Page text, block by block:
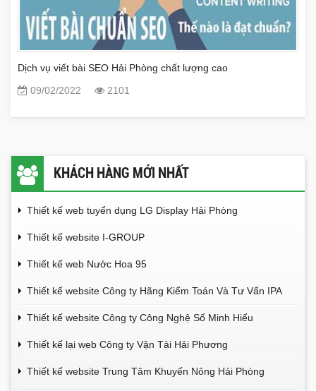
Dịch vụ viết bài SEO Hải Phòng chất lượng cao
09/02/2022
2101
KHÁCH HÀNG MỚI NHẤT
Thiết kế web tuyển dụng LG Display Hải Phòng
Thiết kế website I-GROUP
Thiết kế web Nước Hoa 95
Thiết kế website Công ty Hãng Kiểm Toán Và Tư Vấn IPA
Thiết kế website Công ty Công Nghệ Số Minh Hiếu
Thiết kế lại web Công ty Vận Tải Hải Phương
Thiết kế website Trung Tâm Khuyến Nông Hải Phòng